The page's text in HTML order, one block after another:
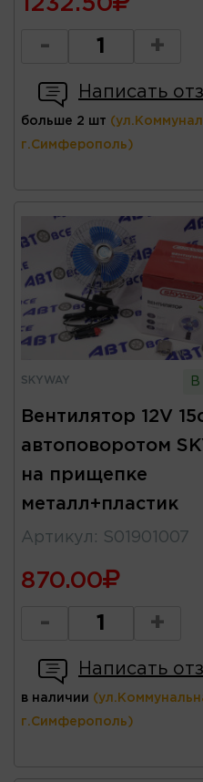
1232.50
- +
Написать
больше 2 шт
г.Симферополь)
SKYWAY В
Вентилятор 12V
автоповоротом
на прищепке
металл+пластик
Артикул : S01901007
870.00
- +
Написать
в наличии
г.Симферополь)